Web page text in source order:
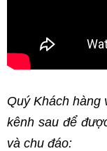
Quý Khách hàng
kênh sau để
và chu đáo: